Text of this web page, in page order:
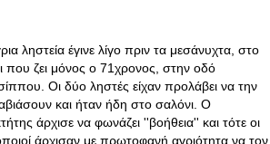
ληστεία έγινε λίγο πριν τα μεσάνυχτα, στο
που ζει μόνος ο 71χρονος, στην οδό
Οι δύο ληστές είχαν προλάβει να την
και ήταν ήδη στο σαλόνι. Ο
άρχισε να φωνάζει ''βοήθεια'' και τότε οι
άρχισαν με πρωτοφανή αγριότητα να τον